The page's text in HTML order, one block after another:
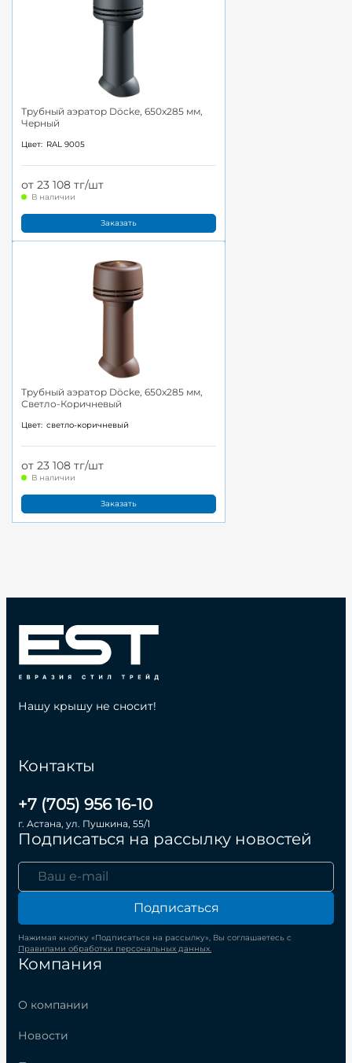
Трубный аэратор Döcke, 650x285 мм,
Черный
Цвет: RAL 9005
от 23 108 тг/шт
В наличии
Заказать
Трубный аэратор Döcke, 650x285 мм,
Светло-Коричневый
Цвет: светло-коричневый
от 23 108 тг/шт
В наличии
Заказать
Компания
О компании
Новости
Контакты
+7 (705) 956 16-10
г. Астана, ул. Пушкина, 55/1
Подписаться на рассылку новостей
Подписаться
Нажимая кнопку «Подписаться на рассылку», Вы соглашаетесь с
Правилами обработки персональных данных.
Нашу крышу не сносит!